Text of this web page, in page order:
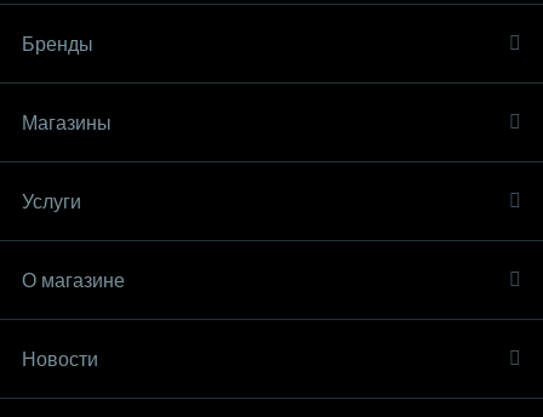
Бренды
Магазины
Услуги
О магазине
Новости